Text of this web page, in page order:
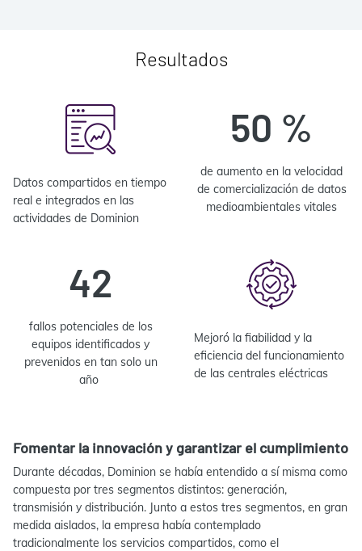
Resultados
Datos compartidos en tiempo
real e integrados en las
actividades de Dominion
50 %
de aumento en la velocidad
de comercialización de datos
medioambientales vitales
42
fallos potenciales de los
equipos identificados y
prevenidos en tan solo un
año
Mejoró la fiabilidad y la
eficiencia del funcionamiento
de las centrales eléctricas
Fomentar la innovación y garantizar el cumplimiento
Durante décadas, Dominion se había entendido a sí misma como
compuesta por tres segmentos distintos: generación,
transmisión y distribución. Junto a estos tres segmentos, en gran
medida aislados, la empresa había contemplado
tradicionalmente los servicios compartidos, como el